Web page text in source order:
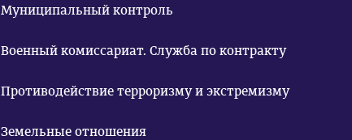
Муниципальный контроль
Военный комиссариат. Служба по контракту
Противодействие терроризму и экстремизму
Земельные отношения